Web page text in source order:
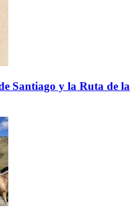
Santiago y la Ruta de la